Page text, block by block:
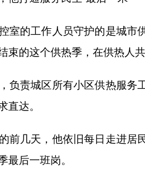
的工作人员守护的是城市
束的这个供热季，在供热人
责城区所有小区供热服务
达。
几天，他依旧每日走进居
后一班岗。